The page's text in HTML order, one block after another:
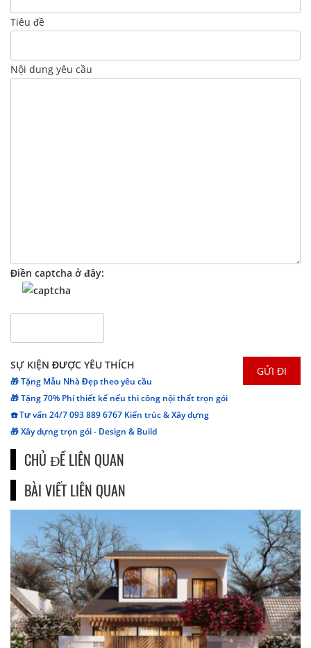
Tiêu đề
Nội dung yêu cầu
Điền captcha ở đây:
SỰ KIỆN ĐƯỢC YÊU THÍCH
🎁 Tặng Mẫu Nhà Đẹp theo yêu cầu
🎁 Tặng 70% Phí thiết kế nếu thi công nội thất trọn gói
☎️ Tư vấn 24/7 093 889 6767 Kiến trúc & Xây dựng
🎁 Xây dựng trọn gói - Design & Build
CHỦ ĐỀ LIÊN QUAN
BÀI VIẾT LIÊN QUAN